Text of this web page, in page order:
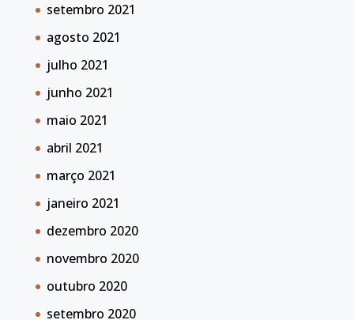
setembro 2021
agosto 2021
julho 2021
junho 2021
maio 2021
abril 2021
março 2021
janeiro 2021
dezembro 2020
novembro 2020
outubro 2020
setembro 2020